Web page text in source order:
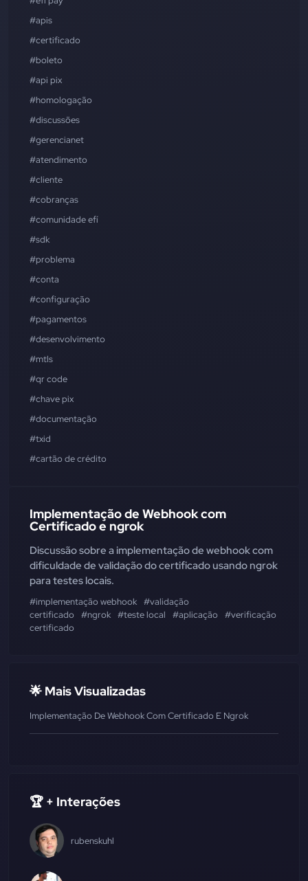
#apis
#certificado
#boleto
#api pix
#homologação
#discussões
#gerencianet
#atendimento
#cliente
#cobranças
#comunidade efí
#sdk
#problema
#conta
#configuração
#pagamentos
#desenvolvimento
#mtls
#qr code
#chave pix
#documentação
#txid
#cartão de crédito
Implementação de Webhook com
Certificado e ngrok
Discussão sobre a implementação de webhook com
dificuldade de validação do certificado usando ngrok
para testes locais.
#implementação webhook #validação
certificado
#ngrok #teste local #aplicação
#verificação
certificado
🌟 Mais Visualizadas
Implementação De Webhook Com Certificado E Ngrok
🏆 + Interações
rubenskuhl